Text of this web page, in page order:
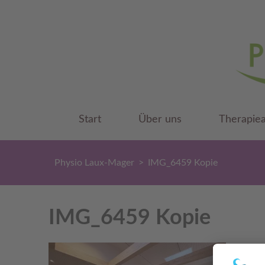
Start Über uns
Physio Laux-Mager > IMG_6459 Kopie
IMG_6459 Kopie